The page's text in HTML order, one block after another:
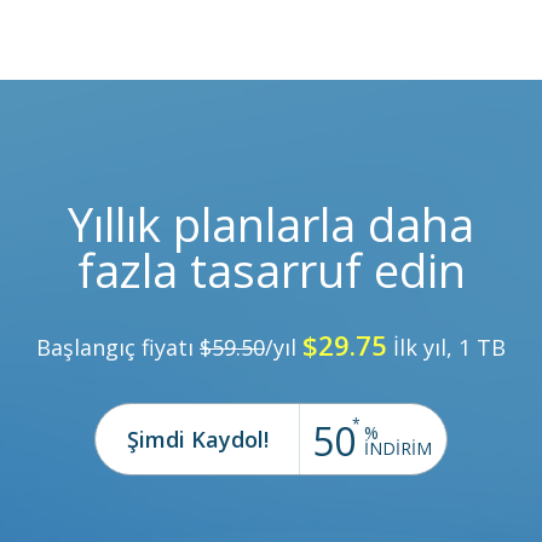
Yıllık planlarla daha
fazla tasarruf edin
Başlangıç fiyatı $59.50/yıl $29.75 İlk yıl, 1 TB
Şimdi Kaydol! 50* %
İNDİRİM